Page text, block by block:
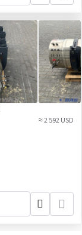
≈ 2 592 USD